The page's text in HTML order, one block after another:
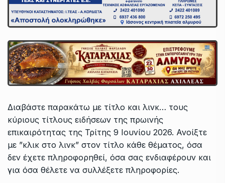
Διαβάστε παρακάτω με τίτλο και λινκ… τους
κύριους τίτλους ειδήσεων της πρωινής
επικαιρότητας της Τρίτης 9 Ιουνίου 2026. Ανοίξτε
με ”κλικ στο λινκ” στον τίτλο κάθε θέματος, όσα
δεν έχετε πληροφορηθεί, όσα σας ενδιαφέρουν και
για όσα θέλετε να συλλέξετε πληροφορίες.